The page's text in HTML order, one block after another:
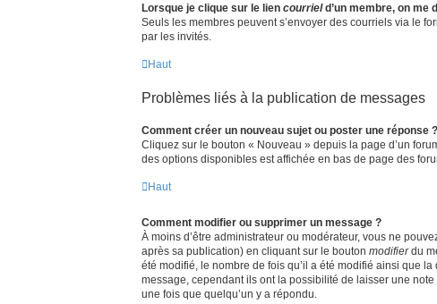
Lorsque je clique sur le lien courrield’un membre, on me
Seuls les membres peuvent s’envoyer des courriels via le
par les invités.
Haut
Problèmes liés à la publication de messages
Comment créer un nouveau sujet ou poster une réponse ?
Cliquez sur le bouton « Nouveau » depuis la page d’un
des options disponibles est affichée en bas de page des
Haut
Comment modifier ou supprimer un message ?
À moins d’être administrateur ou modérateur, vous ne
après sa publication) en cliquant sur le bouton modifierdu
été modifié, le nombre de fois qu’il a été modifié ainsi que
message, cependant ils ont la possibilité de laisser une
une fois que quelqu’un y a répondu.